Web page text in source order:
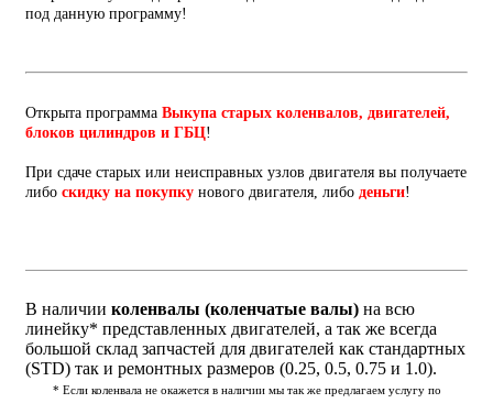
под данную программу!
Открыта программа Выкупа старых коленвалов, двигателей,
блоков цилиндров и ГБЦ!
При сдаче старых или неисправных узлов двигателя вы получаете
либо скидку на покупку нового двигателя, либо деньги!
В наличии коленвалы (коленчатые валы) на всю
линейку* представленных двигателей, а так же всегда
большой склад запчастей для двигателей как стандартных
(STD) так и ремонтных размеров (0.25, 0.5, 0.75 и 1.0).
* Если коленвала не окажется в наличии мы так же предлагаем услугу по